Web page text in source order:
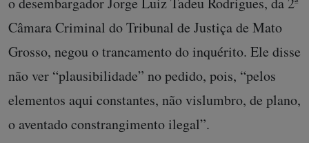
Câmara Criminal do Tribunal de Justiça de Mato
Grosso, negou o trancamento do inquérito. Ele disse
não ver “plausibilidade” no pedido, pois, “pelos
elementos aqui constantes, não vislumbro, de plano,
o aventado constrangimento ilegal”.